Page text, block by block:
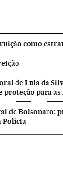
como
de Lula da
proteção para
de Bolsonaro:
Polícia